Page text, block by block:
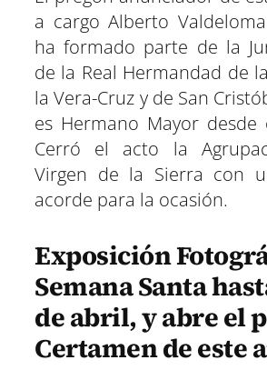
a cargo Alberto
ha formado parte de la
de la Real Hermandad de
la Vera-Cruz y de San
es Hermano Mayor desde
Cerró el acto la
Virgen de la Sierra con
acorde para la ocasión.
Exposición
Semana Santa
de abril, y abre el
Certamen de este